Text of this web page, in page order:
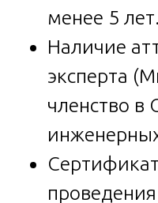
менее 5 лет.
Наличие
эксперта
членство в